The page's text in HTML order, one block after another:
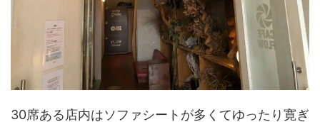
30席ある店内はソファシートが多くてゆったり寛ぎ